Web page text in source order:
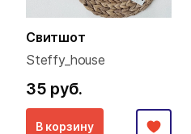
Свитшот
Steffy_house
35 руб.
В корзину